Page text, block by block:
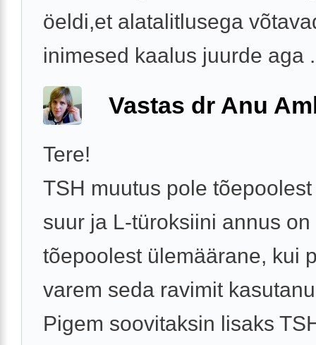
öeldi,et alatalitlusega
inimesed kaalus juurde aga
Vastas dr Anu
Tere!
TSH muutus pole
suur ja L-türoksiini annus on
tõepoolest ülemäärane, kui
varem seda ravimit
Pigem soovitaksin lisaks